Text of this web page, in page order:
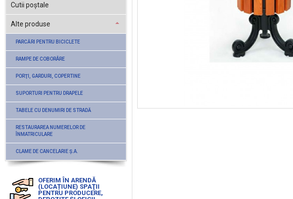
OFERIM ÎN ARENDĂ
(LOCAȚIUNE) SPAŢII
PENTRU PRODUCERE,
Cutii poştale
Alte produse
PARCĂRI PENTRU BICICLETE
RAMPE DE COBORÂRE
PORŢI, GARDURI, COPERTINE
SUPORTURI PENTRU DRAPELE
TABELE CU DENUMIRI DE STRADĂ
RESTAURAREA NUMERELOR DE
ÎNMATRICULARE
CLAME DE CANCELARIE Ş.A.